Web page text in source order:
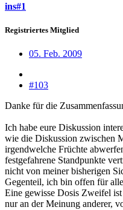
ins#1
Registriertes Mitglied
05. Feb. 2009
#103
Danke für die
Ich habe eure Diskussion
wie die Diskussion zwischen
irgendwelche Früchte
festgefahrene Standpunkte
nicht von meiner bisherigen
Gegenteil, ich bin offen für
Eine gewisse Dosis Zweifel
nur an der Meinung anderer,